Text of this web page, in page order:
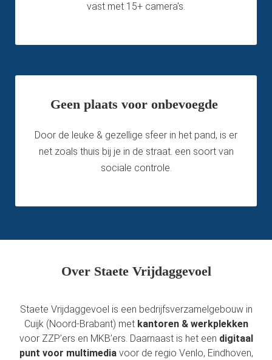
vast met 15+ camera's.
Geen plaats voor onbevoegde
Door de leuke & gezellige sfeer in het pand, is er
net zoals thuis bij je in de straat. een soort van
sociale controle.
Over Staete Vrijdaggevoel
Staete Vrijdaggevoel is een bedrijfsverzamelgebouw in
Cuijk (Noord-Brabant) met kantoren & werkplekken
voor ZZP’ers en MKB’ers. Daarnaast is het een digitaal
punt voor multimediavoor de regio Venlo, Eindhoven,